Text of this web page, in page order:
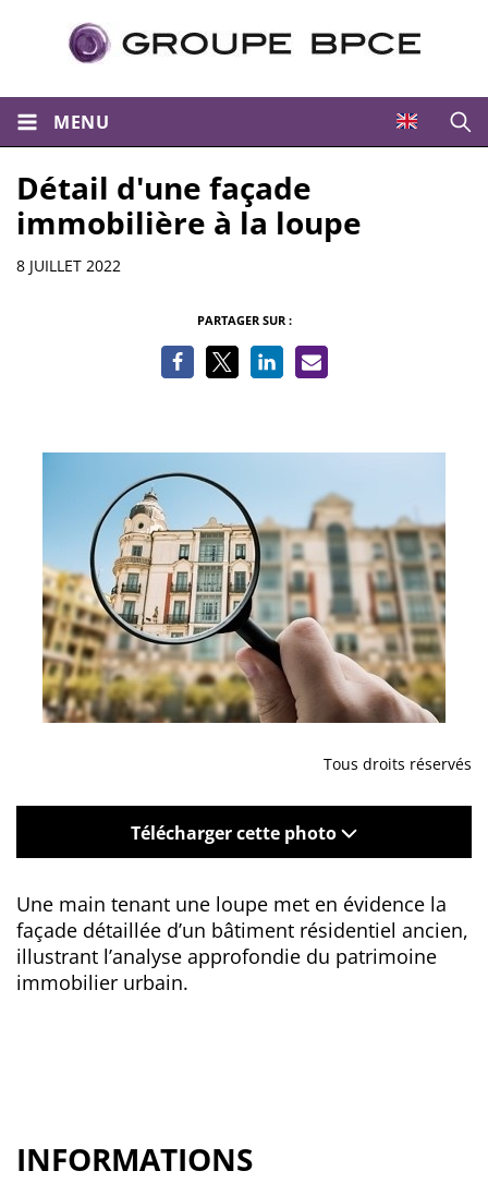
MENU
Détail d'une façade
immobilière à la loupe
Informations
8 JUILLET 2022
PARTAGER SUR :
Tous droits réservés
Télécharger cette photo
Une main tenant une loupe met en évidence la
façade détaillée d’un bâtiment résidentiel ancien,
illustrant l’analyse approfondie du patrimoine
immobilier urbain.
INFORMATIONS